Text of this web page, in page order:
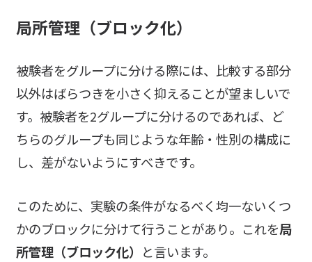
局所管理（ブロック化）
被験者をグループに分ける際には、比較する部分
以外はばらつきを小さく抑えることが望ましいで
す。被験者を2グループに分けるのであれば、ど
ちらのグループも同じような年齢・性別の構成に
し、差がないようにすべきです。
このために、実験の条件がなるべく均一ないくつ
かのブロックに分けて行うことがあり。これを局
所管理（ブロック化） と言います。